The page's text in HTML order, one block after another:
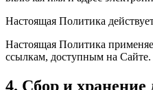
Настоящая Политика
Настоящая Политика
ссылкам, доступным на Сайте.
4. Сбор и